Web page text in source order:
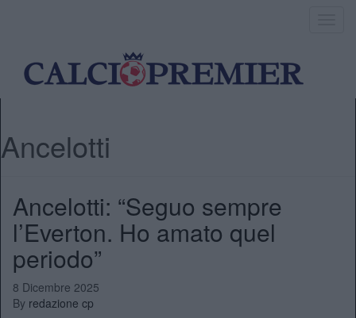
Ancelotti
Ancelotti: “Seguo sempre
l’Everton. Ho amato quel
periodo”
8 Dicembre 2025
By redazione cp